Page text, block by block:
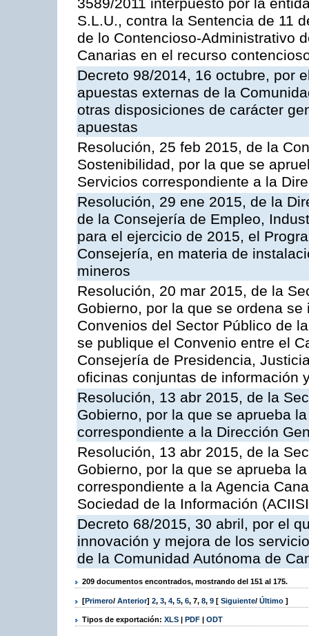
3589/2011 interpuesto por la
S.L.U., contra la Sentencia de 11
de lo Contencioso-Administrativo
Canarias en el recurso
Decreto 98/2014, 16 octubre, por
apuestas externas de la
otras disposiciones de carácter
apuestas
Resolución, 25 feb 2015, de la
Sostenibilidad, por la que se
Servicios correspondiente a la
Resolución, 29 ene 2015, de la
de la Consejería de Empleo,
para el ejercicio de 2015, el
Consejería, en materia de
mineros
Resolución, 20 mar 2015, de la
Gobierno, por la que se ordena
Convenios del Sector Público de
se publique el Convenio entre el
Consejería de Presidencia,
oficinas conjuntas de información
Resolución, 13 abr 2015, de la
Gobierno, por la que se aprueba
correspondiente a la Dirección
Resolución, 13 abr 2015, de la
Gobierno, por la que se aprueba
correspondiente a la Agencia
Sociedad de la Información
Decreto 68/2015, 30 abril, por el
innovación y mejora de los
de la Comunidad Autónoma de
209 documentos encontrados, mostrando del 151 al 175.
[Primero/ Anterior] 2, 3, 4, 5, 6, 7, 8, 9 [ Siguiente/ Último ]
Tipos de exportación: XLS | PDF | ODT